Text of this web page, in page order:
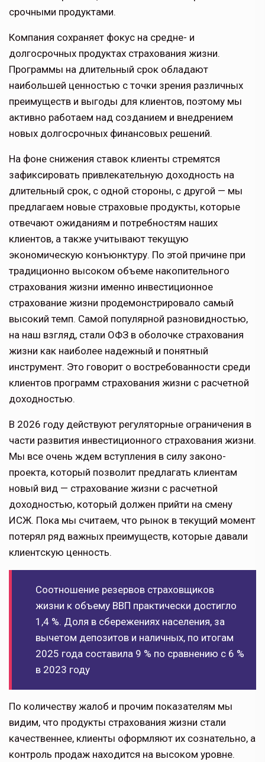
срочными продуктами.
Компания сохраняет фокус на средне- и
долгосрочных продуктах страхова­ния жизни.
Программы на длительный срок обладают
наибольшей ценностью с точки зрения различных
преиму­ществ и выгоды для клиентов, поэтому мы
активно работаем над созданием и внедрением
новых долгосрочных финансовых решений.
На фоне снижения ставок клиенты стремятся
зафиксировать привлека­тельную доходность на
длительный срок, с одной стороны, с другой — мы
предлагаем новые страховые про­дукты, которые
отвечают ожиданиям и потребностям наших
клиентов, а так­же учитывают текущую
экономическую конъюнктуру. По этой причине при
традиционно высоком объеме накопи­тельного
страхования жизни именно инвестиционное
страхование жизни продемонстрировало самый
высокий темп. Самой популярной разновидно­стью,
на наш взгляд, стали ОФЗ в обо­лочке страхования
жизни как наиболее надежный и понятный
инструмент. Это говорит о востребованности среди
клиентов программ страхования жизни с расчетной
доходностью.
В 2026 году действуют регуляторные ограничения в
части развития инвести­ционного страхования жизни.
Мы все очень ждем вступления в силу законо­
проекта, который позволит предлагать клиентам
новый вид — страхование жизни с расчетной
доходностью, который должен прийти на смену
ИСЖ. Пока мы считаем, что рынок в текущий момент
потерял ряд важных преимуществ, которые давали
клиент­скую ценность.
Соотношение резервов страховщиков
жизни к объему ВВП практи­чески достигло
1,4 %. Доля в сбережениях населения, за
вычетом депозитов и наличных, по итогам
2025 года со­ставила 9 % по сравне­нию с 6 %
в 2023 году
По количеству жалоб и прочим показателям мы
видим, что продукты страхования жизни стали
качественнее, клиенты оформляют их сознательно, а
контроль продаж нахо­дится на высоком уровне.